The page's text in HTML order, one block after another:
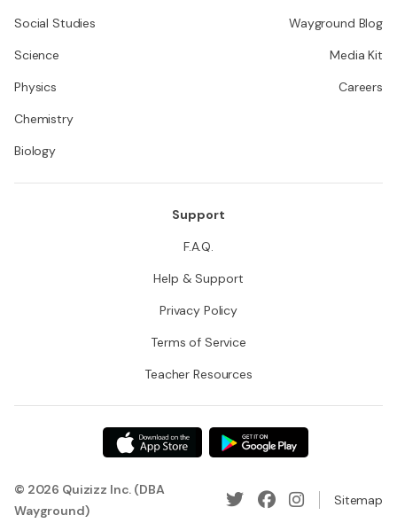
Social Studies
Science
Physics
Chemistry
Biology
Wayground Blog
Media Kit
Careers
Support
F.A.Q.
Help & Support
Privacy Policy
Terms of Service
Teacher Resources
© 2026 Quizizz Inc. (DBA
Wayground)
Sitemap